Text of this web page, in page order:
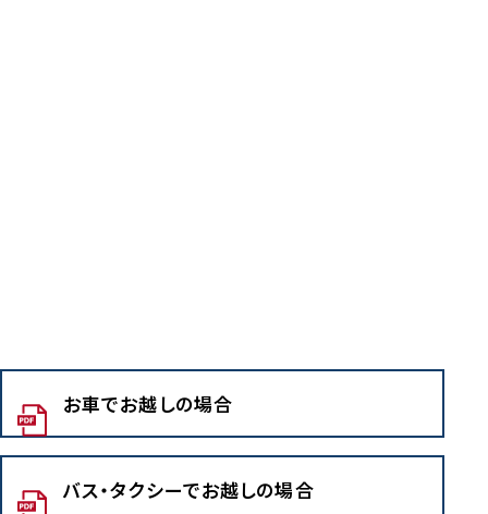
お車でお越しの場合
バス・タクシーでお越しの場合